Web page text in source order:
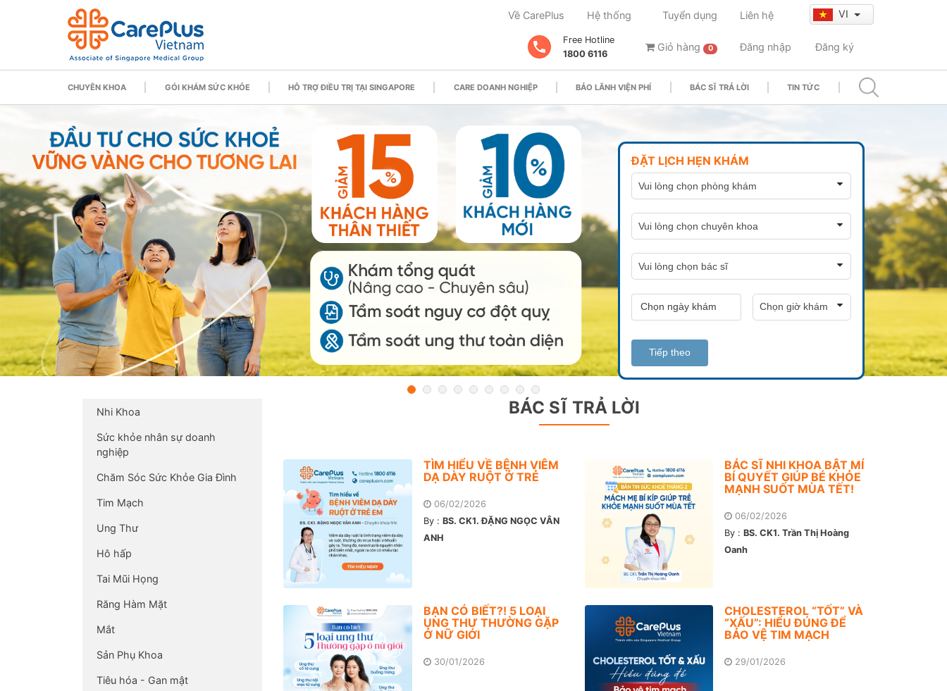
Về CarePlus Hệ thống Tuyển dụng Liên hệ VI
Free Hotline
1800 6116
Giỏ hàng 0 Đăng nhập Đăng ký
CHUYÊN KHOA GÓI KHÁM SỨC KHỎE HỖ TRỢ ĐIỀU TRỊ TẠI SINGAPORE CARE DOANH NGHIỆP BẢO LÃNH VIỆN PHÍ BÁC SĨ TRẢ LỜI TIN TỨC
ĐẶT LỊCH HẸN KHÁM
Tiếp theo
BÁC SĨ TRẢ LỜI
TÌM HIỂU VỀ BỆNH VIÊM
DẠ DÀY RUỘT Ở TRẺ
06/02/2026
By : BS. CK1. ĐẶNG NGỌC VÂN
ANH
BÁC SĨ NHI KHOA BẬT MÍ
BÍ QUYẾT GIÚP BÉ KHỎE
MẠNH SUỐT MÙA TẾT!
06/02/2026
By :BS. CK1. Trần Thị Hoàng
Oanh
BẠN CÓ BIẾT?! 5 LOẠI
UNG THƯ THƯỜNG GẶP
Ở NỮ GIỚI
30/01/2026
CHOLESTEROL “TỐT” VÀ
“XẤU”: HIỂU ĐÚNG ĐỂ
BẢO VỆ TIM MẠCH
29/01/2026
Nhi Khoa
Sức khỏe nhân sự doanh
nghiệp
Chăm Sóc Sức Khỏe Gia Đình
Tim Mạch
Ung Thư
Hô hấp
Tai Mũi Họng
Răng Hàm Mặt
Mắt
Sản Phụ Khoa
Tiêu hóa - Gan mật